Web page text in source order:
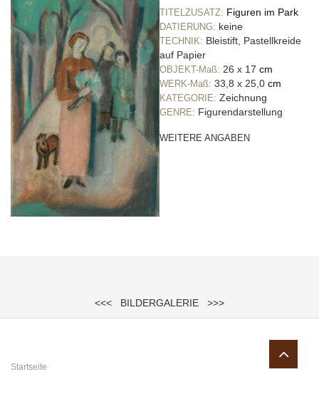
TITELZUSATZ: Figuren im Park
DATIERUNG: keine
TECHNIK: Bleistift, Pastellkreide
auf Papier
OBJEKT-Maß: 26 x 17 cm
WERK-Maß: 33,8 x 25,0 cm
KATEGORIE: Zeichnung
GENRE: Figurendarstellung
WEITERE ANGABEN
<<< BILDERGALERIE >>>
Sie sind hier
Startseite